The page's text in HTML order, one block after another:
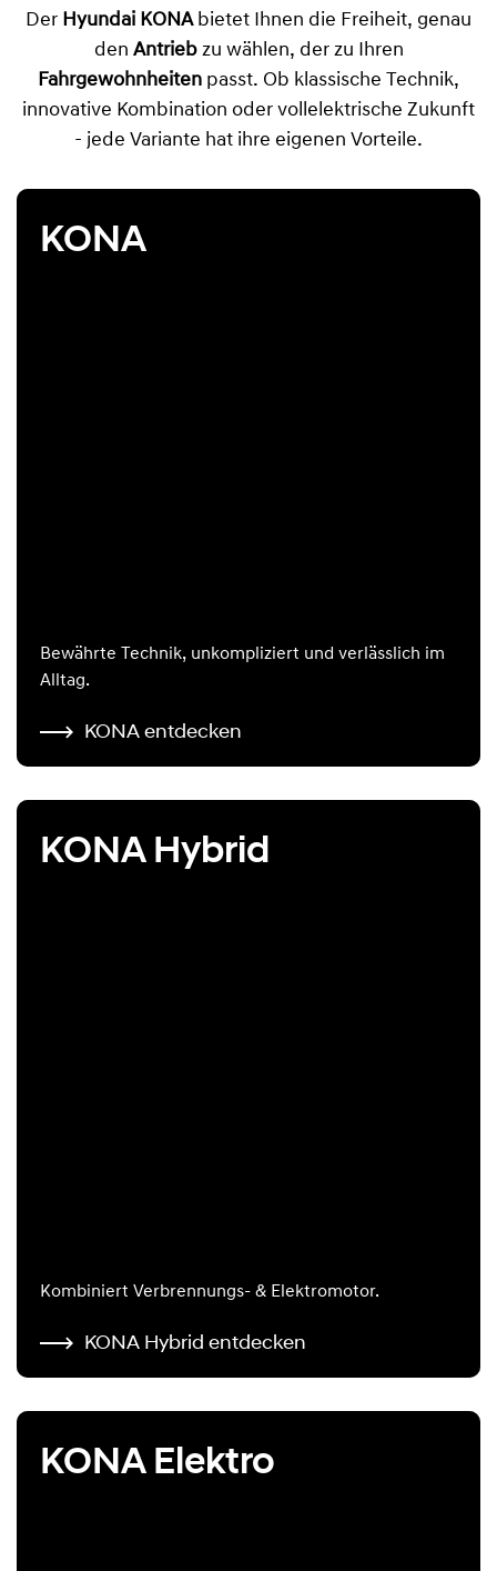
Der Hyundai KONAbietet Ihnen die Freiheit, genau
den Antriebzu wählen, der zu Ihren
Fahrgewohnheiten passt. Ob klassische Technik,
innovative Kombination oder vollelektrische Zukunft
- jede Variante hat ihre eigenen Vorteile.
KONA
Bewährte Technik, unkompliziert und verlässlich im
Alltag.
KONA entdecken
KONA Hybrid
Kombiniert Verbrennungs- & Elektromotor.
KONA Hybrid entdecken
KONA Elektro